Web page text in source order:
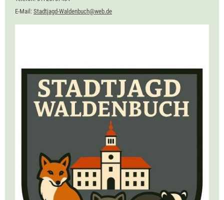
E-Mail: Stadtjagd-Waldenbuch@web.de